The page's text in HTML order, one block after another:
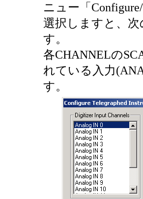
ニュー「
選択しますと、
す。
各CHANNELの
れている入力
す。